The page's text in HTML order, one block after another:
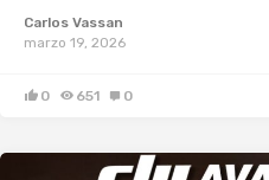
Carlos Vassan
marzo 19, 2026
0 651 0